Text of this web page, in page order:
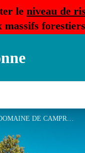
le niveau de
massifs
CABANE DE TRAPPEUR - DOMAINE DE CAMPRAS